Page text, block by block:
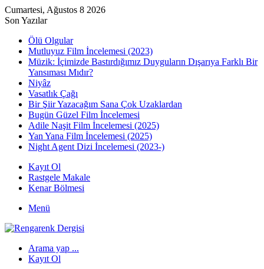
Cumartesi, Ağustos 8 2026
Son Yazılar
Ölü Olgular
Mutluyuz Film İncelemesi (2023)
Müzik: İçimizde Bastırdığımız Duyguların Dışarıya Farklı Bir
Yansıması Mıdır?
Niyâz
Vasatlık Çağı
Bir Şiir Yazacağım Sana Çok Uzaklardan
Bugün Güzel Film İncelemesi
Adile Naşit Film İncelemesi (2025)
Yan Yana Film İncelemesi (2025)
Night Agent Dizi İncelemesi (2023-)
Kayıt Ol
Rastgele Makale
Kenar Bölmesi
Menü
Arama yap ...
Kayıt Ol